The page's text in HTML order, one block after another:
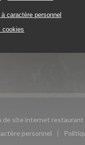
caractère personnel
cookies
RÉSERVER
de site internet restaurant
personnel
nouvelle fenêtre))